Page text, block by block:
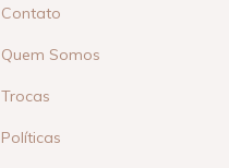
Contato
Quem Somos
Trocas
Políticas